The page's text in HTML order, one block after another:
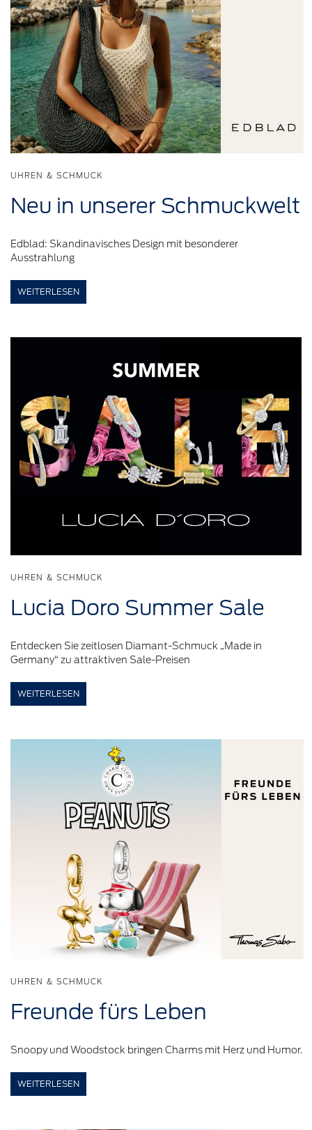
UHREN & SCHMUCK
Neu in unserer Schmuckwelt
Edblad: Skandinavisches Design mit besonderer
Ausstrahlung
WEITERLESEN
UHREN & SCHMUCK
Lucia Doro Summer Sale
Entdecken Sie zeitlosen Diamant-Schmuck „Made in
Germany“ zu attraktiven Sale-Preisen
WEITERLESEN
UHREN & SCHMUCK
Freunde fürs Leben
Snoopy und Woodstock bringen Charms mit Herz und Humor.
WEITERLESEN